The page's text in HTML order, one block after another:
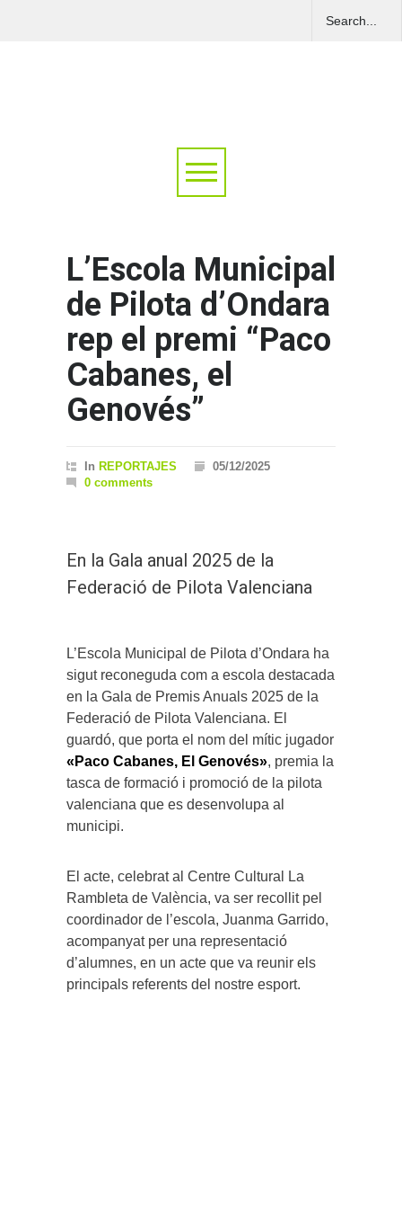
L’Escola Municipal
de Pilota d’Ondara
rep el premi “Paco
Cabanes, el
Genovés”
In REPORTAJES
05/12/2025
0 comments
En la Gala anual 2025 de la
Federació de Pilota Valenciana
L’Escola Municipal de Pilota d’Ondara ha
sigut reconeguda com a escola destacada
en la Gala de Premis Anuals 2025 de la
Federació de Pilota Valenciana. El
guardó, que porta el nom del mític jugador
«Paco Cabanes, El Genovés», premia la
tasca de formació i promoció de la pilota
valenciana que es desenvolupa al
municipi.
El acte, celebrat al Centre Cultural La
Rambleta de València, va ser recollit pel
coordinador de l’escola, Juanma Garrido,
acompanyat per una representació
d’alumnes, en un acte que va reunir els
principals referents del nostre esport.